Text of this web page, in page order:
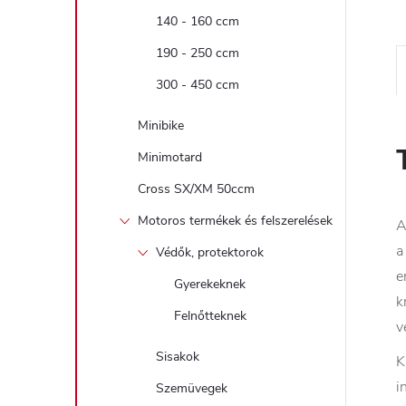
140 - 160 ccm
190 - 250 ccm
300 - 450 ccm
Minibike
Minimotard
Cross SX/XM 50ccm
Motoros termékek és felszerelések
Védők, protektorok
Gyerekeknek
Felnőtteknek
Sisakok
Szemüvegek